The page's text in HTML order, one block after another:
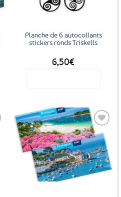
Planche de 6 autocollants
stickers ronds Triskells
6,50€
Ajouter
aux
favoris